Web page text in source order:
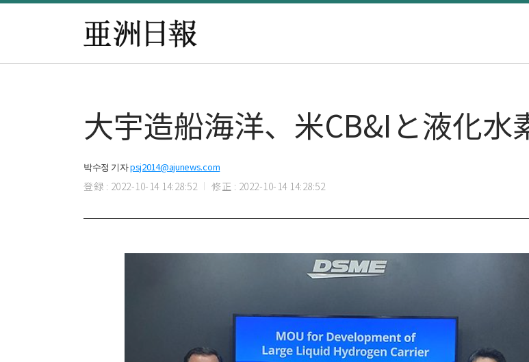
大宇造船海洋、米CB&Iと液化水
박수정 기자psj2014@ajunews.com
登録 : 2022-10-14 14:28:52 修正 : 2022-10-14 14:28:52